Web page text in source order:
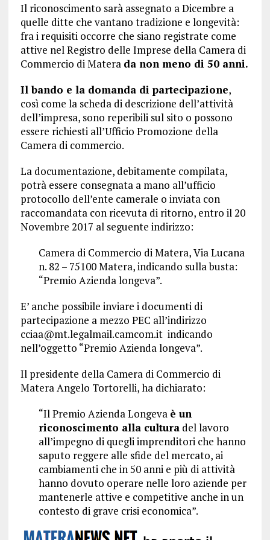
Il riconoscimento sarà assegnato a Dicembre a
quelle ditte che vantano tradizione e longevità:
fra i requisiti occorre che siano registrate come
attive nel Registro delle Imprese della Camera di
Commercio di Matera da non meno di 50 anni.
Il bando e la domanda di partecipazione,
così come la scheda di descrizione dell’attività
dell’impresa, sono reperibili sul sito o possono
essere richiesti all’Ufficio Promozione della
Camera di commercio.
La documentazione, debitamente compilata,
potrà essere consegnata a mano all’ufficio
protocollo dell’ente camerale o inviata con
raccomandata con ricevuta di ritorno, entro il 20
Novembre 2017 al seguente indirizzo:
Camera di Commercio di Matera, Via Lucana
n. 82 – 75100 Matera, indicando sulla busta:
“Premio Azienda longeva”.
E’ anche possibile inviare i documenti di
partecipazione a mezzo PEC all’indirizzo
cciaa@mt.legalmail.camcom.it indicando
nell’oggetto “Premio Azienda longeva”.
Il presidente della Camera di Commercio di
Matera Angelo Tortorelli, ha dichiarato:
“Il Premio Azienda Longeva è un
riconoscimento alla culturadel lavoro
all’impegno di quegli imprenditori che hanno
saputo reggere alle sfide del mercato, ai
cambiamenti che in 50 anni e più di attività
hanno dovuto operare nelle loro aziende per
mantenerle attive e competitive anche in un
contesto di grave crisi economica”.